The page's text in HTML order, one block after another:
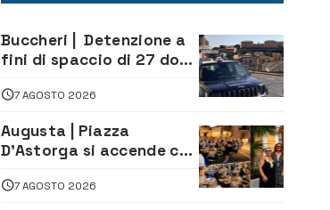
Buccheri | Detenzione a
fini di spaccio di 27 dosi
20enni
7 AGOSTO 2026
Augusta | Piazza
D’Astorga si accende con
Burraco “Sotto le Stelle”
7 AGOSTO 2026